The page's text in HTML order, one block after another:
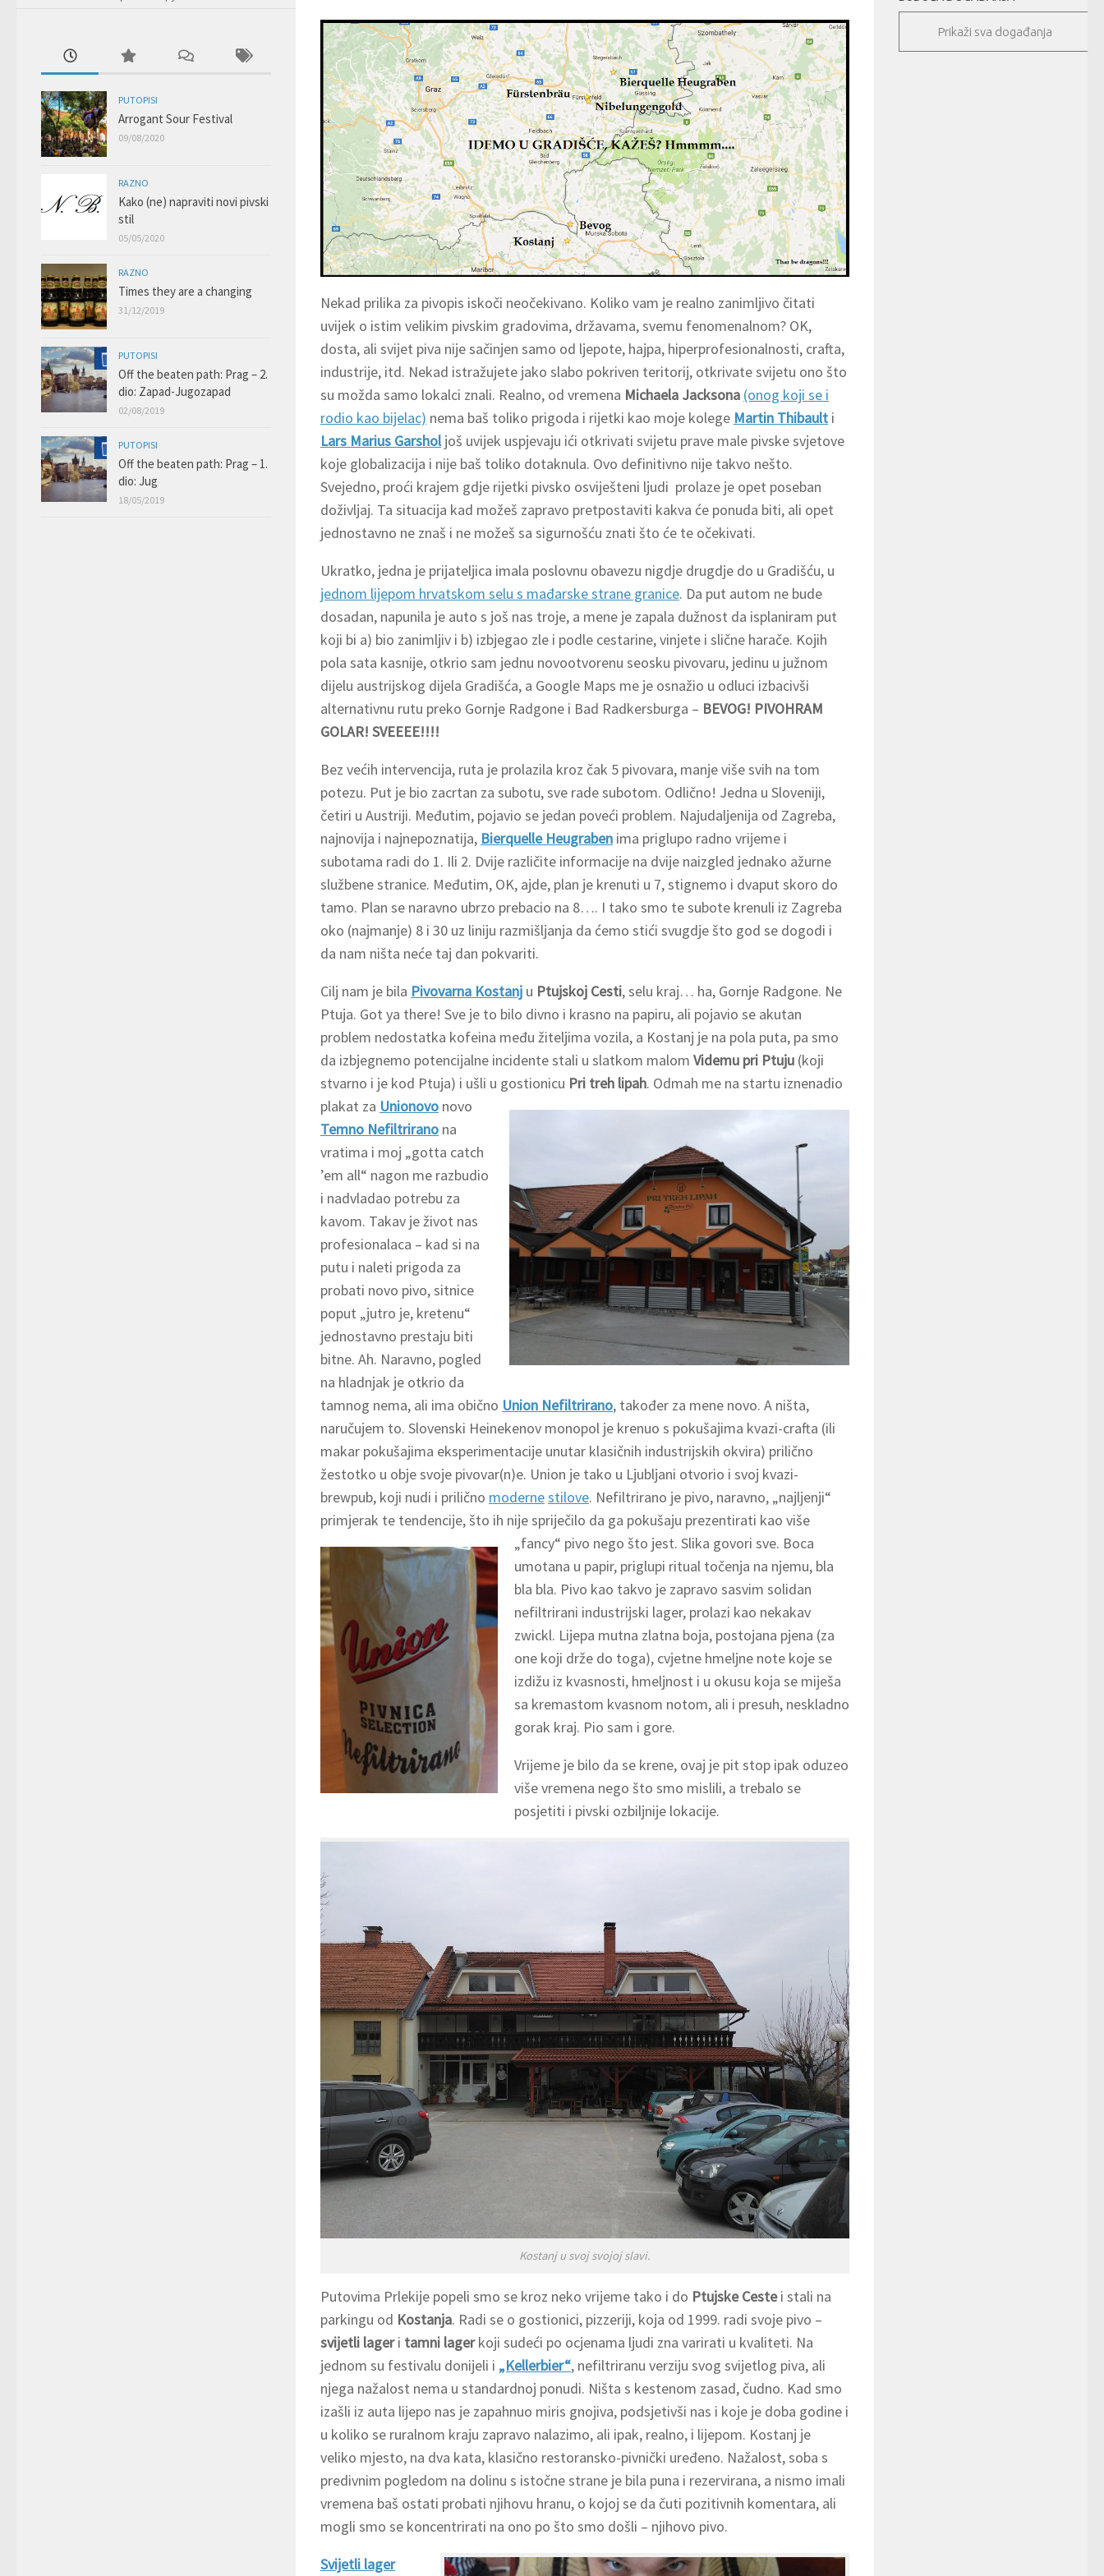
Nekad prilika za pivopis iskoči neočekivano. Koliko vam je realno zanimljivo čitati
uvijek o istim velikim pivskim gradovima, državama, svemu fenomenalnom? OK,
dosta, ali svijet piva nije sačinjen samo od ljepote, hajpa, hiperprofesionalnosti, crafta,
industrije, itd. Nekad istražujete jako slabo pokriven teritorij, otkrivate svijetu ono što
su možda samo lokalci znali. Realno, od vremena Michaela Jacksona (onog koji se i
rodio kao bijelac) nema baš toliko prigoda i rijetki kao moje kolege Martin Thibault i
Lars Marius Garsholjoš uvijek uspjevaju ići otkrivati svijetu prave male pivske svjetove
koje globalizacija i nije baš toliko dotaknula. Ovo definitivno nije takvo nešto.
Svejedno, proći krajem gdje rijetki pivsko osviješteni ljudi prolaze je opet poseban
doživljaj. Ta situacija kad možeš zapravo pretpostaviti kakva će ponuda biti, ali opet
jednostavno ne znaš i ne možeš sa sigurnošću znati što će te očekivati.
Ukratko, jedna je prijateljica imala poslovnu obavezu nigdje drugdje do u Gradišću, u
jednom lijepom hrvatskom selu s mađarske strane granice. Da put autom ne bude
dosadan, napunila je auto s još nas troje, a mene je zapala dužnost da isplaniram put
koji bi a) bio zanimljiv i b) izbjegao zle i podle cestarine, vinjete i slične harače. Kojih
pola sata kasnije, otkrio sam jednu novootvorenu seosku pivovaru, jedinu u južnom
dijelu austrijskog dijela Gradišća, a Google Maps me je osnažio u odluci izbacivši
alternativnu rutu preko Gornje Radgone i Bad Radkersburga – BEVOG! PIVOHRAM
GOLAR! SVEEEE!!!!
Bez većih intervencija, ruta je prolazila kroz čak 5 pivovara, manje više svih na tom
potezu. Put je bio zacrtan za subotu, sve rade subotom. Odlično! Jedna u Sloveniji,
četiri u Austriji. Međutim, pojavio se jedan poveći problem. Najudaljenija od Zagreba,
najnovija i najnepoznatija, Bierquelle Heugraben ima priglupo radno vrijeme i
subotama radi do 1. Ili 2. Dvije različite informacije na dvije naizgled jednako ažurne
službene stranice. Međutim, OK, ajde, plan je krenuti u 7, stignemo i dvaput skoro do
tamo. Plan se naravno ubrzo prebacio na 8…. I tako smo te subote krenuli iz Zagreba
oko (najmanje) 8 i 30 uz liniju razmišljanja da ćemo stići svugdje što god se dogodi i
da nam ništa neće taj dan pokvariti.
Cilj nam je bila Pivovarna Kostanj u Ptujskoj Cesti, selu kraj… ha, Gornje Radgone. Ne
Ptuja. Got ya there! Sve je to bilo divno i krasno na papiru, ali pojavio se akutan
problem nedostatka kofeina među žiteljima vozila, a Kostanj je na pola puta, pa smo
da izbjegnemo potencijalne incidente stali u slatkom malom Videmu pri Ptuju (koji
stvarno i je kod Ptuja) i ušli u gostionicu Pri treh lipah. Odmah me na startu iznenadio
plakat za Unionovo novo
Temno Nefiltrirano na
vratima i moj „gotta catch
’em all“ nagon me razbudio
i nadvladao potrebu za
kavom. Takav je život nas
profesionalaca – kad si na
putu i naleti prigoda za
probati novo pivo, sitnice
poput „jutro je, kretenu“
jednostavno prestaju biti
bitne. Ah. Naravno, pogled
na hladnjak je otkrio da
tamnog nema, ali ima obično Union Nefiltrirano, također za mene novo. A ništa,
naručujem to. Slovenski Heinekenov monopol je krenuo s pokušajima kvazi-crafta (ili
makar pokušajima eksperimentacije unutar klasičnih industrijskih okvira) prilično
žestotko u obje svoje pivovar(n)e. Union je tako u Ljubljani otvorio i svoj kvazi-
brewpub, koji nudi i prilično modernestilove. Nefiltrirano je pivo, naravno, „najljenji“
primjerak te tendencije, što ih nije spriječilo da ga pokušaju prezentirati kao više
„fancy“ pivo nego što jest. Slika govori sve. Boca
umotana u papir, priglupi ritual točenja na njemu, bla
bla bla. Pivo kao takvo je zapravo sasvim solidan
nefiltrirani industrijski lager, prolazi kao nekakav
zwickl. Lijepa mutna zlatna boja, postojana pjena (za
one koji drže do toga), cvjetne hmeljne note koje se
izdižu iz kvasnosti, hmeljnost i u okusu koja se miješa
sa kremastom kvasnom notom, ali i presuh, neskladno
gorak kraj. Pio sam i gore.
Vrijeme je bilo da se krene, ovaj je pit stop ipak oduzeo
više vremena nego što smo mislili, a trebalo se
posjetiti i pivski ozbiljnije lokacije.
Kostanj u svoj svojoj slavi.
Putovima Prlekije popeli smo se kroz neko vrijeme tako i do Ptujske Cestei stali na
parkingu od Kostanja. Radi se o gostionici, pizzeriji, koja od 1999. radi svoje pivo –
svijetli lageri tamni lagerkoji sudeći po ocjenama ljudi zna varirati u kvaliteti. Na
jednom su festivalu donijeli i „Kellerbier“, nefiltriranu verziju svog svijetlog piva, ali
njega nažalost nema u standardnoj ponudi. Ništa s kestenom zasad, čudno. Kad smo
izašli iz auta lijepo nas je zapahnuo miris gnojiva, podsjetivši nas i koje je doba godine i
u koliko se ruralnom kraju zapravo nalazimo, ali ipak, realno, i lijepom. Kostanj je
veliko mjesto, na dva kata, klasično restoransko-pivnički uređeno. Nažalost, soba s
predivnim pogledom na dolinu s istočne strane je bila puna i rezervirana, a nismo imali
vremena baš ostati probati njihovu hranu, o kojoj se da čuti pozitivnih komentara, ali
mogli smo se koncentrirati na ono po što smo došli – njihovo pivo.
Svijetli lager
PUTOPISI
Arrogant Sour Festival
09/08/2020
RAZNO
Kako (ne) napraviti novi pivski
stil
05/05/2020
RAZNO
Times they are a changing
31/12/2019
PUTOPISI
Off the beaten path: Prag – 2.
dio: Zapad-Jugozapad
02/08/2019
PUTOPISI
Off the beaten path: Prag – 1.
dio: Jug
18/05/2019
Prikaži sva događanja